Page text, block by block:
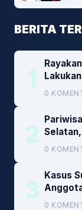
BERITA
1
0
2
0
3
Kasus
0